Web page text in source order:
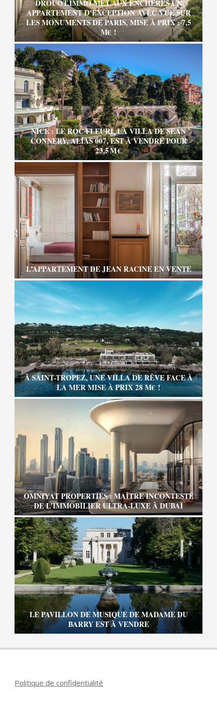
DROUOT.IMMO MET AUX ENCHÈRES UN
APPARTEMENT D’EXCEPTION AVEC VUE SUR
LES MONUMENTS DE PARIS, MISE À PRIX : 7,5
M€ !
NICE : LE ROC FLEURI, LA VILLA DE SEAN
CONNERY, ALIAS 007, EST À VENDRE POUR
23,5 M €
L’APPARTEMENT DE JEAN RACINE EN VENTE
À SAINT-TROPEZ, UNE VILLA DE RÊVE FACE À
LA MER MISE À PRIX 28 M€ !
OMNIYAT PROPERTIES : MAÎTRE INCONTESTÉ
DE L’IMMOBILIER ULTRA-LUXE À DUBAÏ
LE PAVILLON DE MUSIQUE DE MADAME DU
BARRY EST À VENDRE
Politique de confidentialité